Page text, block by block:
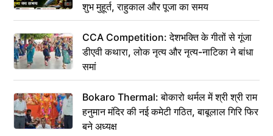
शुभ मुहूर्त, राहुकाल और पूजा का समय
CCA Competition: देशभक्ति के गीतों से गूंजा
डीएवी कथारा, लोक नृत्य और नृत्य-नाटिका ने बांधा
समां
Bokaro Thermal: बोकारो थर्मल में श्री श्री राम
हनुमान मंदिर की नई कमेटी गठित, बाबूलाल गिरि फिर
बने अध्यक्ष